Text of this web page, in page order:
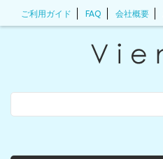
ご利用ガイド FAQ 会社概要